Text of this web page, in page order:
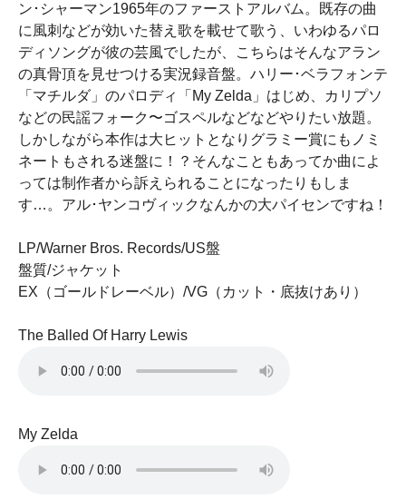
ン･シャーマン1965年のファーストアルバム。既存の曲
に風刺などが効いた替え歌を載せて歌う、いわゆるパロ
ディソングが彼の芸風でしたが、こちらはそんなアラン
の真骨頂を見せつける実況録音盤。ハリー･ベラフォンテ
「マチルダ」のパロディ「My Zelda」はじめ、カリプソ
などの民謡フォーク〜ゴスペルなどなどやりたい放題。
しかしながら本作は大ヒットとなりグラミー賞にもノミ
ネートもされる迷盤に！？そんなこともあってか曲によ
っては制作者から訴えられることになったりもしま
す…。アル･ヤンコヴィックなんかの大パイセンですね！
LP/Warner Bros. Records/US盤
盤質/ジャケット
EX（ゴールドレーベル）/VG（カット・底抜けあり）
The Balled Of Harry Lewis
My Zelda